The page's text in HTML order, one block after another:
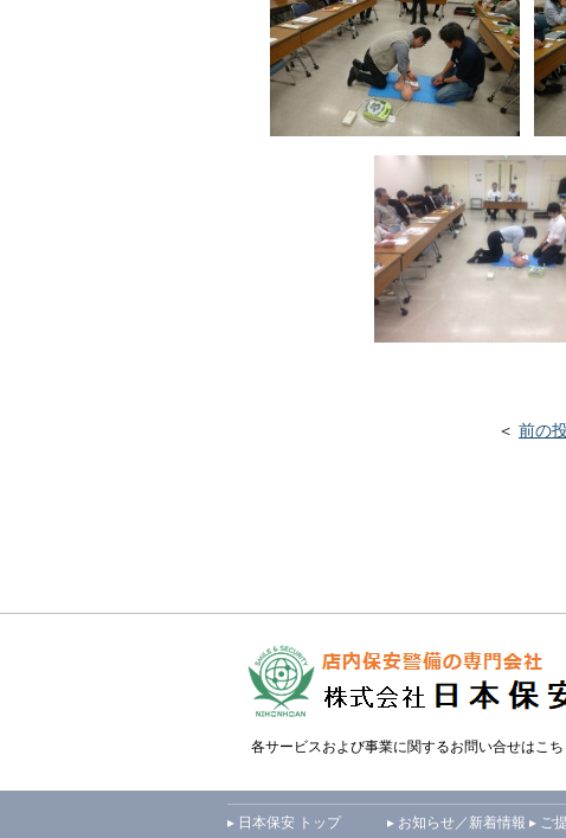
＜ 前の
各サービスおよび事業に関するお問い合せはこち
▸ 日本保安 トップ ▸ お知らせ／新着情報 ▸ ご